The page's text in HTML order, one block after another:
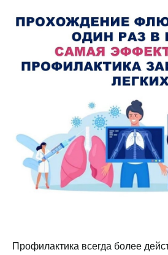
Профилактика всегда более